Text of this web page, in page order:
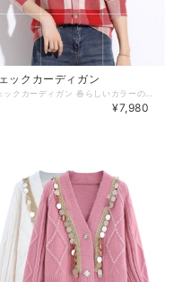
ックカーディガン
¥7,980